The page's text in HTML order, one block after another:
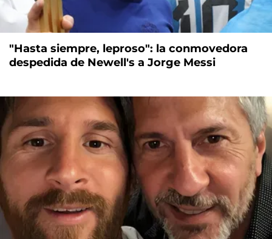
"Hasta siempre, leproso": la conmovedora
despedida de Newell's a Jorge Messi